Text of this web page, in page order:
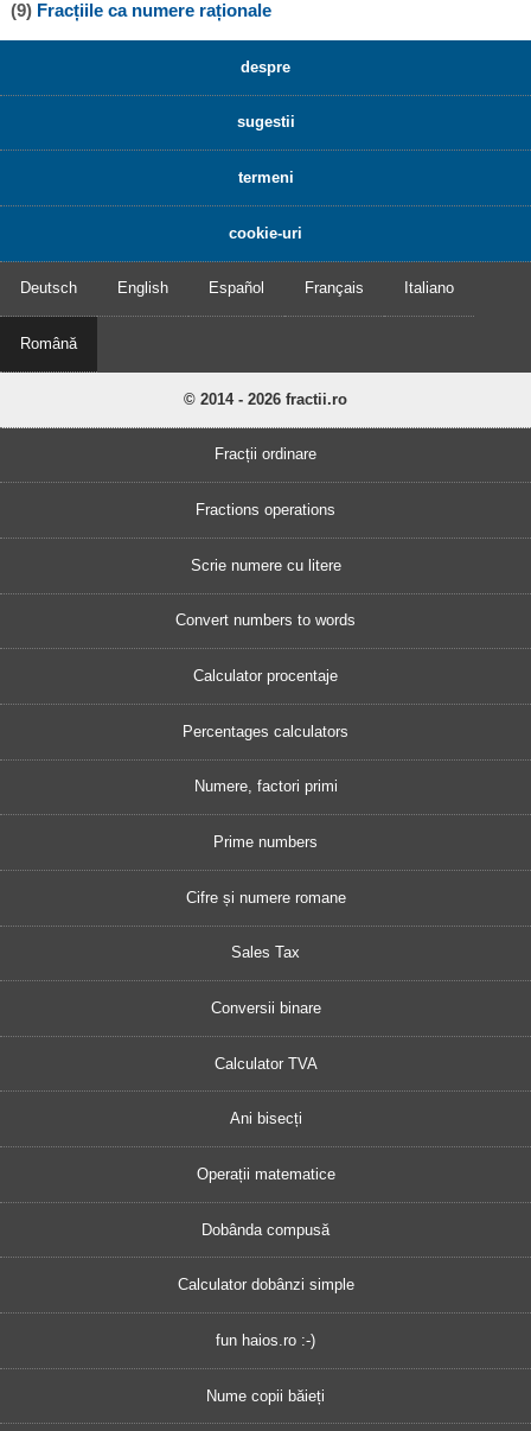
(9) Fracțiile ca numere raționale
despre
sugestii
termeni
cookie-uri
Deutsch English Español Français Italiano
Română
© 2014 - 2026 fractii.ro
Fracții ordinare
Fractions operations
Scrie numere cu litere
Convert numbers to words
Calculator procentaje
Percentages calculators
Numere, factori primi
Prime numbers
Cifre și numere romane
Sales Tax
Conversii binare
Calculator TVA
Ani bisecți
Operații matematice
Dobânda compusă
Calculator dobânzi simple
fun haios.ro :-)
Nume copii băieți